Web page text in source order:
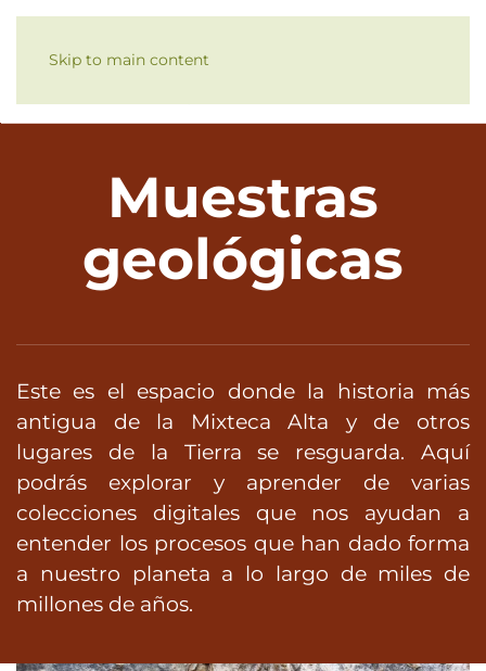
Skip to main content
Muestras
geológicas
Este es el espacio donde la historia más
antigua de la Mixteca Alta y de otros
lugares de la Tierra se resguarda. Aquí
podrás explorar y aprender de varias
colecciones digitales que nos ayudan a
entender los procesos que han dado forma
a nuestro planeta a lo largo de miles de
millones de años.